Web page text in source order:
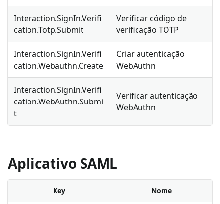
Interaction.SignIn.Verifi
cation.Totp.Submit
Verificar código de
verificação TOTP
Interaction.SignIn.Verifi
cation.Webauthn.Create
Criar autenticação
WebAuthn
Interaction.SignIn.Verifi
cation.WebAuthn.Submi
t
Verificar autenticação
WebAuthn
Aplicativo SAML
Key Nome